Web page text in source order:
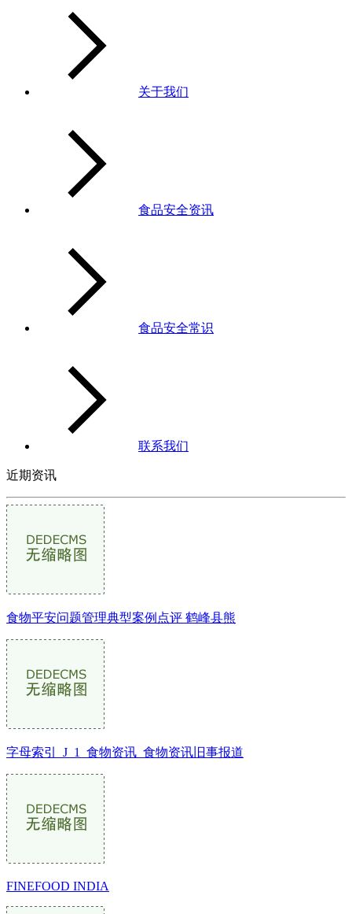
关于我们
食品安全资讯
食品安全常识
联系我们
近期资讯
食物平安问题管理典型案例点评 鹤峰县熊
字母索引_J_1_食物资讯_食物资讯旧事报道
FINEFOOD INDIA